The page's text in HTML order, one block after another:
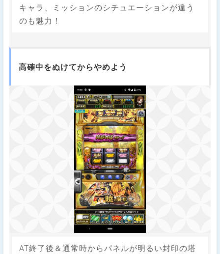
キャラ、ミッションのシチュエーションが違う
のも魅力！
高確中をぬけてからやめよう
AT終了後＆通常時からパネルが明るい封印の塔